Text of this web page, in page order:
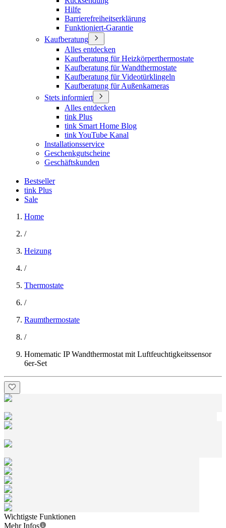
Hilfe
Barrierefreiheitserklärung
Funktioniert-Garantie
Kaufberatung
Alles entdecken
Kaufberatung für Heizkörperthermostate
Kaufberatung für Wandthermostate
Kaufberatung für Videotürklingeln
Kaufberatung für Außenkameras
Stets informiert
Alles entdecken
tink Plus
tink Smart Home Blog
tink YouTube Kanal
Installationsservice
Geschenkgutscheine
Geschäftskunden
Bestseller
tink Plus
Sale
Home
/
Heizung
/
Thermostate
/
Raumthermostate
/
Homematic IP Wandthermostat mit Luftfeuchtigkeitssensor
6er-Set
Wichtigste Funktionen
Mehr Infos